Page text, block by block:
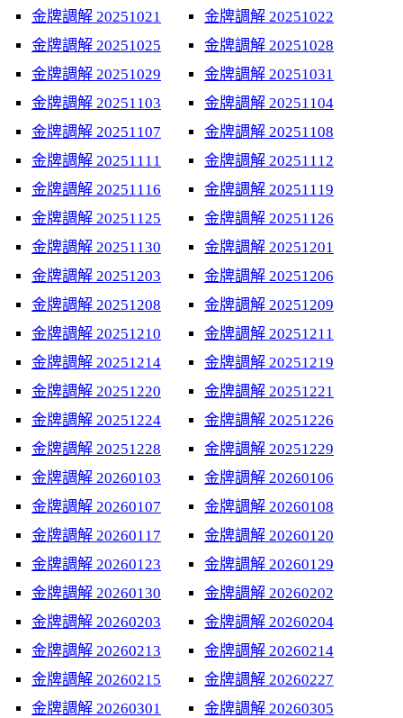
金牌調解 20251021
金牌調解 20251022
金牌調解 20251025
金牌調解 20251028
金牌調解 20251029
金牌調解 20251031
金牌調解 20251103
金牌調解 20251104
金牌調解 20251107
金牌調解 20251108
金牌調解 20251111
金牌調解 20251112
金牌調解 20251116
金牌調解 20251119
金牌調解 20251125
金牌調解 20251126
金牌調解 20251130
金牌調解 20251201
金牌調解 20251203
金牌調解 20251206
金牌調解 20251208
金牌調解 20251209
金牌調解 20251210
金牌調解 20251211
金牌調解 20251214
金牌調解 20251219
金牌調解 20251220
金牌調解 20251221
金牌調解 20251224
金牌調解 20251226
金牌調解 20251228
金牌調解 20251229
金牌調解 20260103
金牌調解 20260106
金牌調解 20260107
金牌調解 20260108
金牌調解 20260117
金牌調解 20260120
金牌調解 20260123
金牌調解 20260129
金牌調解 20260130
金牌調解 20260202
金牌調解 20260203
金牌調解 20260204
金牌調解 20260213
金牌調解 20260214
金牌調解 20260215
金牌調解 20260227
金牌調解 20260301
金牌調解 20260305